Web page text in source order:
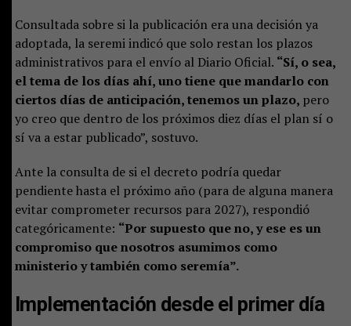
Consultada sobre si la publicación era una decisión ya
adoptada, la seremi indicó que solo restan los plazos
administrativos para el envío al Diario Oficial. “Sí, o sea,
el tema de los días ahí, uno tiene que mandarlo con
ciertos días de anticipación, tenemos un plazo, pero
yo creo que dentro de los próximos diez días el plan sí o
sí va a estar publicado”, sostuvo.
Ante la consulta de si el decreto podría quedar
pendiente hasta el próximo año (para de alguna manera
evitar comprometer recursos para 2027), respondió
categóricamente: “Por supuesto que no, y ese es un
compromiso que nosotros asumimos como
ministerio y también como seremía”.
Implementación desde el primer día